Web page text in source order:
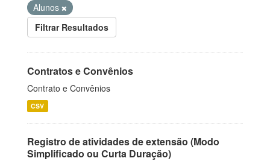
Alunos
Filtrar Resultados
Contratos e Convênios
Contrato e Convênios
CSV
Registro de atividades de extensão (Modo
Simplificado ou Curta Duração)